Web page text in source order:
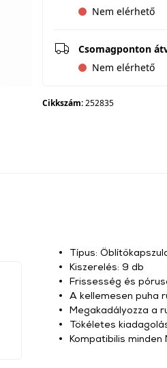
Nem elérhető
Csomagponton
Nem elérhető
Cikkszám:252835
Típus:
Kiszerelés: 9 db
Frissesség és
A kellemesen puha
Megakadályozza a
Tökéletes
Kompatibilis minden